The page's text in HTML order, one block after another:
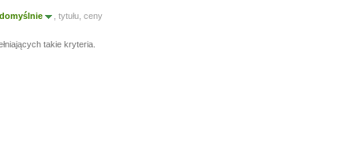
domyślnie tytułu, ceny
takie kryteria.